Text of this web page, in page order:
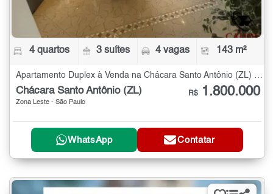
4 quartos 3 suítes 4 vagas 143 m²
Apartamento Duplex à Venda na Chácara Santo Antônio (ZL) com 4 quartos - 143 m²
Chácara Santo Antônio (ZL)
Zona Leste - São Paulo
R$ 1.800.000
WhatsApp Contatar